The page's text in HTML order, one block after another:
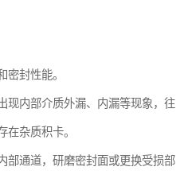
密封性能。
现内部介质外漏、内漏等现象，往
在杂质积卡。
部通道，研磨密封面或更换受损部